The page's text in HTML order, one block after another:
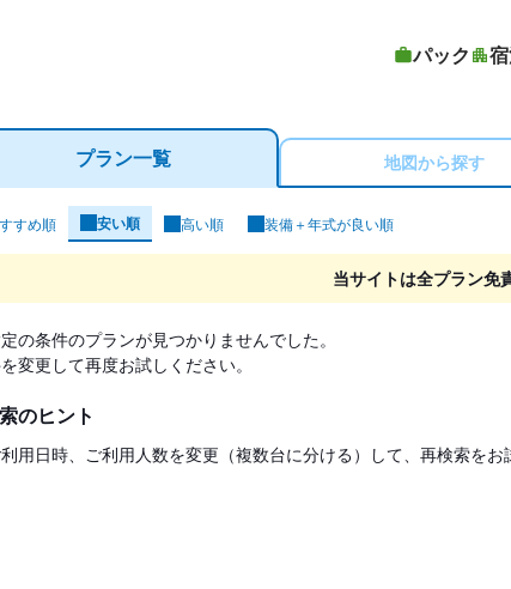
パック
プラン一覧 地図から探す
すめ順 安い順 高い順 装備＋年式が良い順
カー検索結果
当サイトは全プラン免
の条件のプランが見つかりませんでした。
変更して再度お試しください。
のヒント
利用日時、ご利用人数を変更（複数台に分ける）して、再検索を